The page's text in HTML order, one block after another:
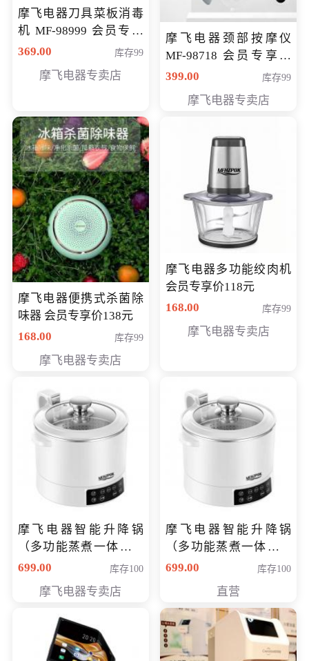
摩飞电器刀具菜板消毒
机 MF-98999 会员专享
价286元
369.00 库存99
摩飞电器专卖店
摩飞电器颈部按摩仪
MF-98718 会员专享价
299元
399.00 库存99
摩飞电器专卖店
摩飞电器便携式杀菌除
味器 会员专享价138元
168.00
库存99
摩飞电器专卖店
摩飞电器多功能绞肉机
会员专享价118元
168.00
库存99
摩飞电器专卖店
摩飞电器智能升降锅
（多功能蒸煮一体锅）
（智能升降养生锅） 会
699.00 库存100
摩飞电器专卖店
摩飞电器智能升降锅
（多功能蒸煮一体锅）
（智能升降养生锅） 会
699.00 库存100
直营